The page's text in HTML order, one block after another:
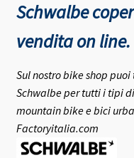
Schwalbe
vendita on line.
Sul nostro bike shop
Schwalbe per tutti i tipi
mountain bike e bici
Factoryitalia.com